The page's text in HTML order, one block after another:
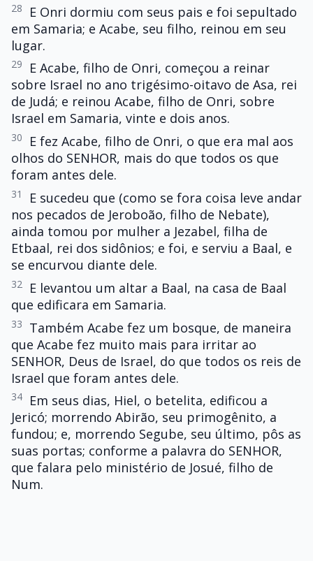
28
E Onri dormiu com seus pais e foi sepultado
em Samaria; e Acabe, seu filho, reinou em seu
lugar.
29
E Acabe, filho de Onri, começou a reinar
sobre Israel no ano trigésimo-oitavo de Asa, rei
de Judá; e reinou Acabe, filho de Onri, sobre
Israel em Samaria, vinte e dois anos.
30
E fez Acabe, filho de Onri, o que era mal aos
olhos do SENHOR, mais do que todos os que
foram antes dele.
31
E sucedeu que (como se fora coisa leve andar
nos pecados de Jeroboão, filho de Nebate),
ainda tomou por mulher a Jezabel, filha de
Etbaal, rei dos sidônios; e foi, e serviu a Baal, e
se encurvou diante dele.
32
E levantou um altar a Baal, na casa de Baal
que edificara em Samaria.
33
Também Acabe fez um bosque, de maneira
que Acabe fez muito mais para irritar ao
SENHOR, Deus de Israel, do que todos os reis de
Israel que foram antes dele.
34
Em seus dias, Hiel, o betelita, edificou a
Jericó; morrendo Abirão, seu primogênito, a
fundou; e, morrendo Segube, seu último, pôs as
suas portas; conforme a palavra do SENHOR,
que falara pelo ministério de Josué, filho de
Num.